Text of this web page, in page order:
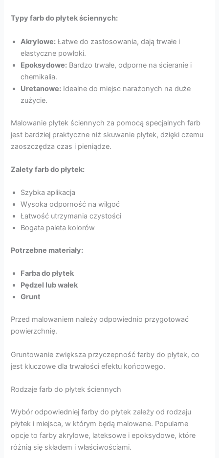
Typy farb do płytek ściennych:
Akrylowe: Łatwe do zastosowania, dają trwałe i
elastyczne powłoki.
Epoksydowe: Bardzo trwałe, odporne na ścieranie i
chemikalia.
Uretanowe: Idealne do miejsc narażonych na duże
zużycie.
Malowanie płytek ściennych za pomocą specjalnych farb
jest bardziej praktyczne niż skuwanie płytek, dzięki czemu
zaoszczędza czas i pieniądze.
Zalety farb do płytek:
Szybka aplikacja
Wysoka odporność na wilgoć
Łatwość utrzymania czystości
Bogata paleta kolorów
Potrzebne materiały:
Farba do płytek
Pędzel lub wałek
Grunt
Przed malowaniem należy odpowiednio przygotować
powierzchnię.
Gruntowanie zwiększa przyczepność farby do płytek, co
jest kluczowe dla trwałości efektu końcowego.
Rodzaje farb do płytek ściennych
Wybór odpowiedniej farby do płytek zależy od rodzaju
płytek i miejsca, w którym będą malowane. Popularne
opcje to farby akrylowe, lateksowe i epoksydowe, które
różnią się składem i właściwościami.